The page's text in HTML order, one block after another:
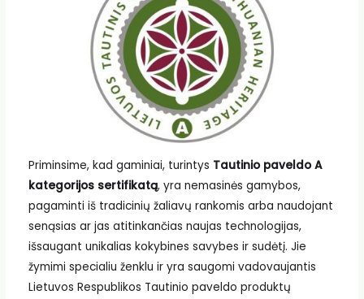
Priminsime, kad gaminiai, turintys Tautinio paveldo A
kategorijos sertifikatą, yra nemasinės gamybos,
pagaminti iš tradicinių žaliavų rankomis arba naudojant
senąsias ar jas atitinkančias naujas technologijas,
išsaugant unikalias kokybines savybes ir sudėtį. Jie
žymimi specialiu ženklu ir yra saugomi vadovaujantis
Lietuvos Respublikos Tautinio paveldo produktų